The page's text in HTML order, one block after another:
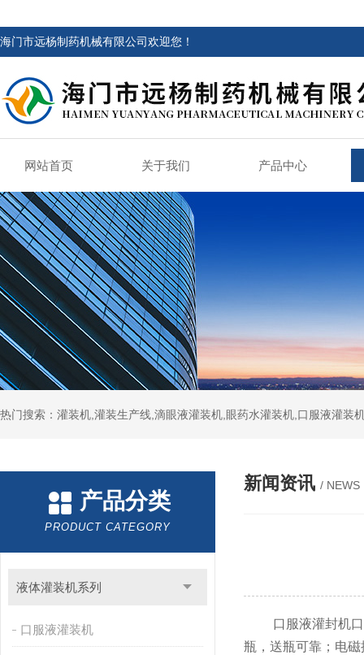
海门市远杨制药机械有限公司欢迎您！
网站首页 关于我们 产品中心
热门搜索：灌装机,灌装生产线,滴眼液灌装机,眼药水灌装机,口服液灌装
产品分类
PRODUCT CATEGORY
液体灌装机系列
口服液灌装机
新闻资讯 / NEWS
口服液灌封机口
瓶，送瓶可靠；电